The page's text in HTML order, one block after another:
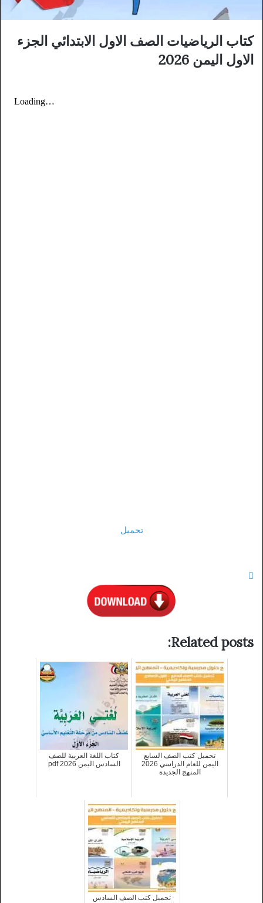
كتاب الرياضيات الصف الاول الابتدائي الجزء
الاول اليمن 2026
تحميل
Related posts:
تحميل كتب الصف السابع
اليمن للعام الدراسي 2026
المنهج الجديدة
كتاب اللغة العربية للصف
السادس اليمن 2026 pdf
تحميل كتب الصف السادس